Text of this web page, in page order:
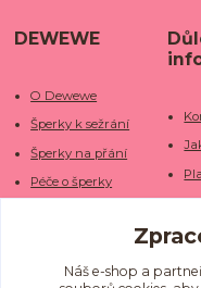
DEWEWE
O Dewewe
Šperky k sežrání
Šperky na přání
Péče o šperky
Kamenné obchody
FotogalerieNáš e-shop a